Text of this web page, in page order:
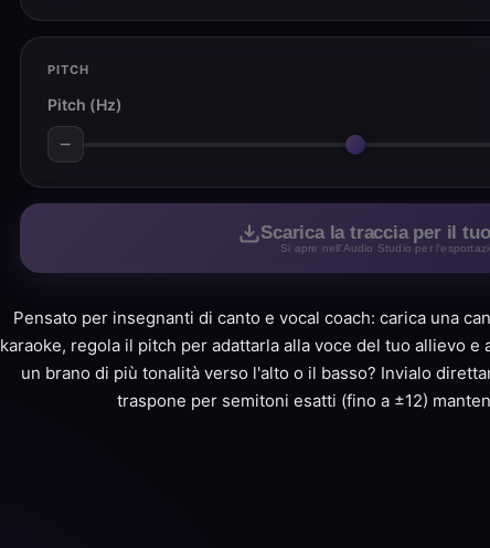
PITCH
Pitch (Hz)
−
Scarica la traccia per il
Si apre nell'Audio Studio per
Pensato per insegnanti di canto e vocal coach: carica una
karaoke, regola il pitch per adattarla alla voce del tuo allievo
un brano di più tonalità verso l'alto o il basso? Invialo
traspone per semitoni esatti (fino a ±12)